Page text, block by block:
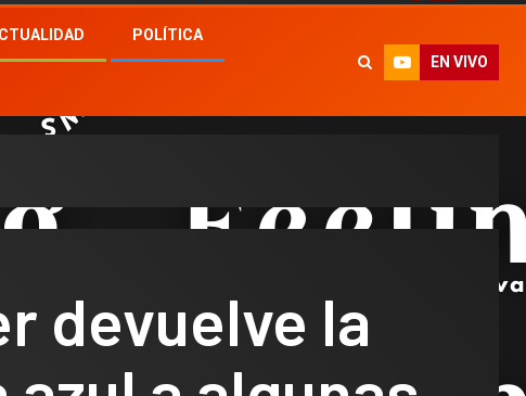
POLÍTICA
EN VIVO
devuelve la